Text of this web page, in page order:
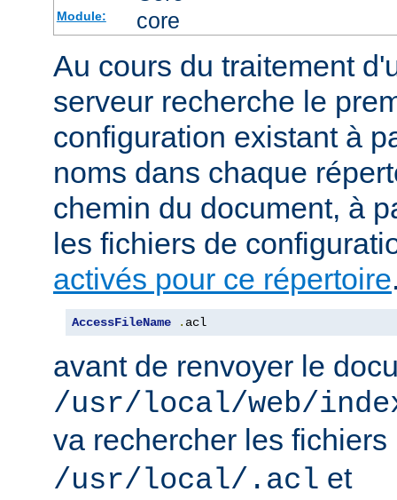
Module: core
Au cours du traitement
serveur recherche le
configuration existant à
noms dans chaque
chemin du document, à
les fichiers de
activés pour ce répertoire
AccessFileName . acl
avant de renvoyer le
/usr/local/web/
va rechercher les fichiers
/usr/local/.acl et